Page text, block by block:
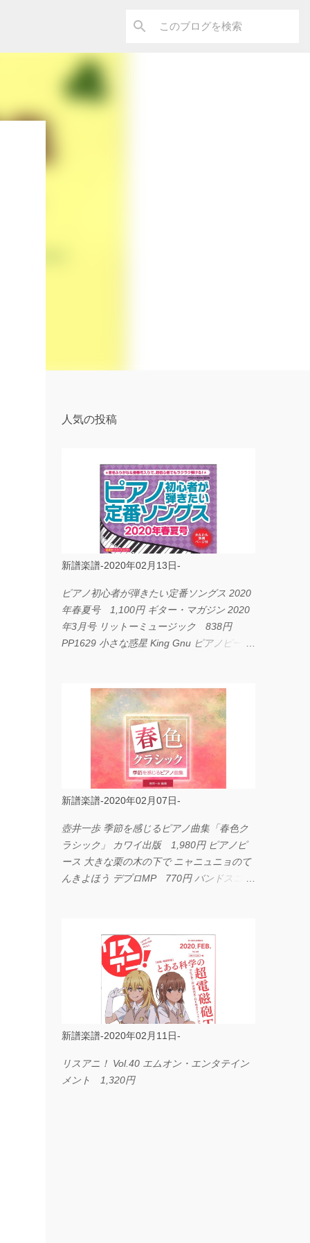
人気の投稿
新譜楽譜-2020年02月13日-
ピアノ初心者が弾きたい定番ソングス 2020
年春夏号 1,100円 ギター・マガジン 2020
年3月号 リットーミュージック 838円
PP1629 小さな惑星 King Gnu ピアノピース
LOVE... Official髭男dism バンドピース フェ
アリー 825円
新譜楽譜-2020年02月07日-
壺井一歩 季節を感じるピアノ曲集「春色ク
ラシック」 カワイ出版 1,980円 ピアノピ
ース 大きな栗の木の下で ニャニュニョのて
んきよほう デプロMP 770円 バンドスコア
ス I LOVE．．． Official髭男dism やさしく
弾ける ピアノピース フェアリー 660円
BP2225 Kingdom of the Heavens 春畑道哉
バンドピース フェアリー 825円
新譜楽譜-2020年02月11日-
リスアニ！ Vol.40 エムオン・エンタテイン
メント 1,320円